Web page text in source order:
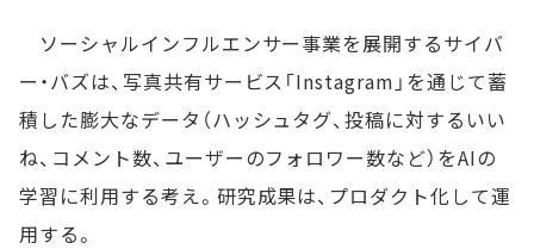
ソーシャルインフルエンサー事業を展開するサイバ
ー・バズは、写真共有サービス「Instagram」を通じて蓄
積した膨大なデータ（ハッシュタグ、投稿に対するいい
ね、コメント数、ユーザーのフォロワー数など）をAIの
学習に利用する考え。研究成果は、プロダクト化して運
用する。